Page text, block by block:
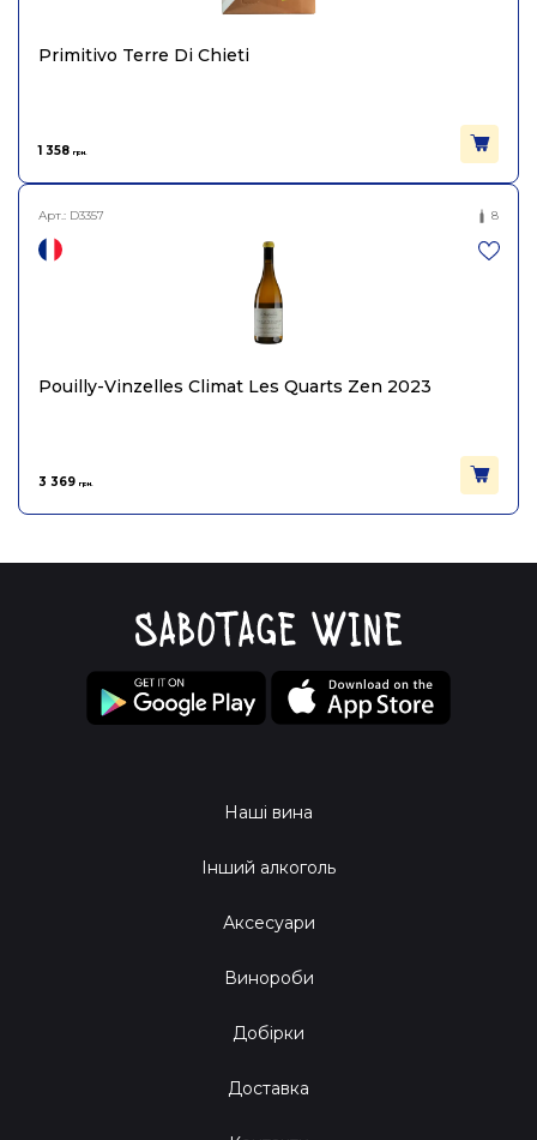
Primitivo Terre Di Chieti
1 358 грн.
Арт.: D3357 8
Pouilly-Vinzelles Climat Les Quarts Zen 2023
3 369 грн.
Наші вина
Інший алкоголь
Аксесуари
Винороби
Добірки
Доставка